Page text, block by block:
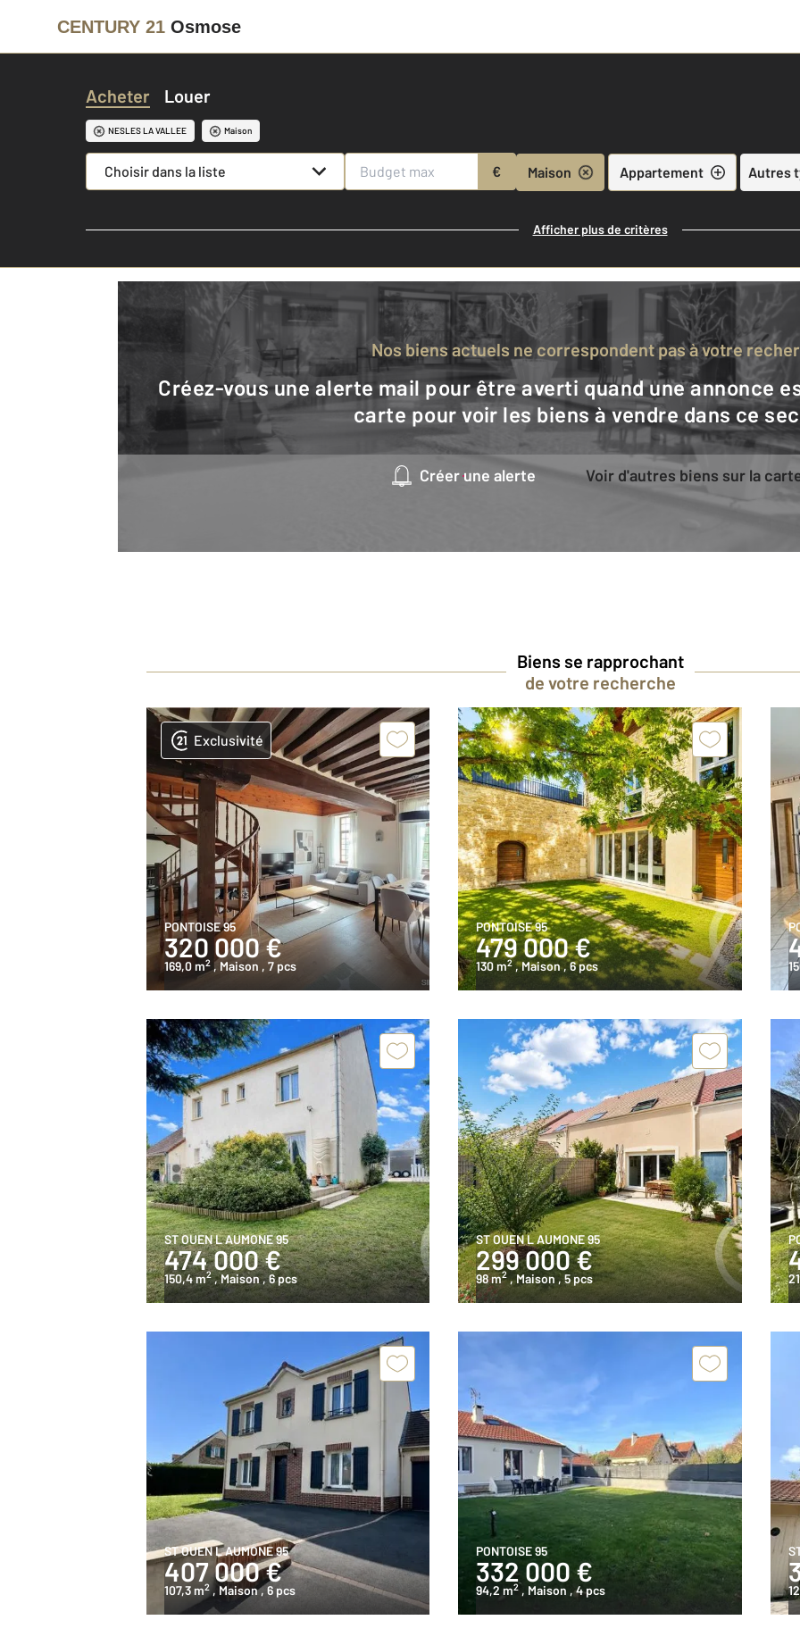
CENTURY 21 Osmose
Acheter Louer
NESLES LA VALLEE Maison
Choisir dans la liste € Maison Appartement Autres
Afficher plus de critères
Nos biens actuels ne correspondent pas à votre
Créez-vous une alerte mail pour être averti quand une annonce est en ligne et consultez la
carte pour voir les biens à vendre dans ce
Créer une alerte Voir d'autres biens sur la
Biens se rapprochant
de votre recherche
Exclusivité
PONTOISE 95
320 000 €
169,0 m2 , Maison , 7 pcs
PONTOISE 95
479 000 €
130 m2 , Maison, 6 pcs
ST OUEN L AUMONE 95
474 000 €
150,4 m2 , Maison, 6 pcs
ST OUEN L AUMONE 95
299 000 €
98 m2 , Maison, 5 pcs
ST OUEN L AUMONE 95
407 000 €
107,3 m2 , Maison, 6 pcs
PONTOISE 95
332 000 €
94,2 m2 , Maison , 4 pcs